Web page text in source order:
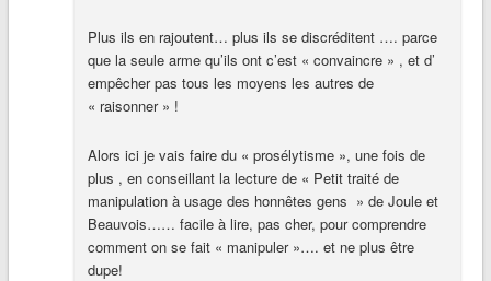
Plus ils en rajoutent… plus ils se discréditent …. parce
que la seule arme qu’ils ont c’est « convaincre » , et d’
empêcher pas tous les moyens les autres de
« raisonner » !
Alors ici je vais faire du « prosélytisme », une fois de
plus , en conseillant la lecture de « Petit traité de
manipulation à usage des honnêtes gens » de Joule et
Beauvois…… facile à lire, pas cher, pour comprendre
comment on se fait « manipuler »…. et ne plus être
dupe!